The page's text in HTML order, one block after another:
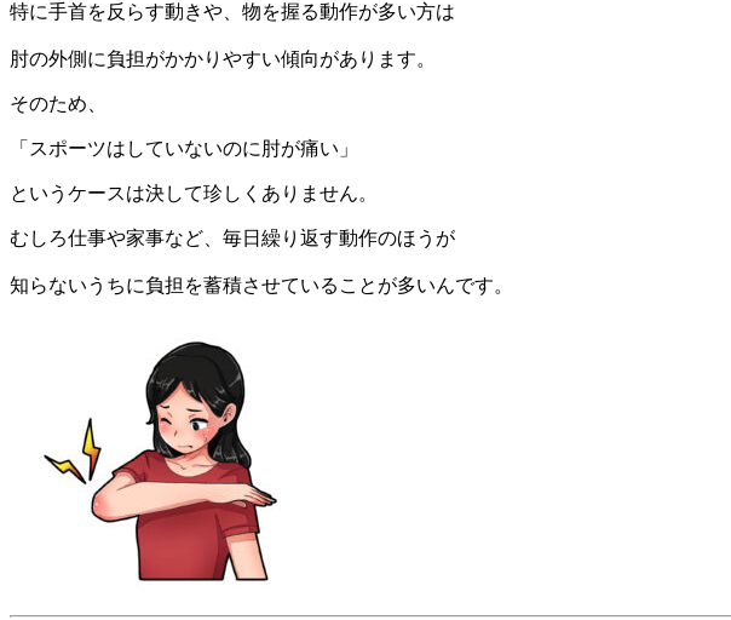
特に手首を反らす動きや、物を握る動作が多い方は
肘の外側に負担がかかりやすい傾向があります。
そのため、
「スポーツはしていないのに肘が痛い」
というケースは決して珍しくありません。
むしろ仕事や家事など、毎日繰り返す動作のほうが
知らないうちに負担を蓄積させていることが多いんです。